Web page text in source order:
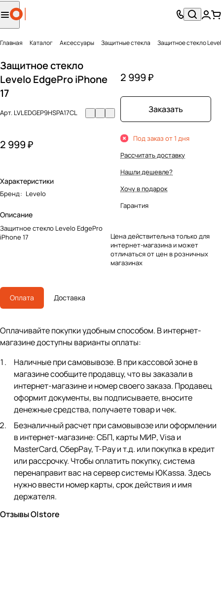
Главная Каталог Аксесcуары Защитные стекла Защитное стекло
Защитное стекло
Levelo EdgePro iPhone
17
Арт. LVLEDGEP9HSPA17CL
2 999 ₽
Характеристики
Бренд: Levelo
Описание
Защитное стекло Levelo EdgePro
iPhone 17
2 999 ₽
Заказать
Под заказ от 1 дня
Рассчитать доставку
Нашли дешевле?
Хочу в подарок
Гарантия
Цена действительна только для
интернет-магазина и может
отличаться от цен в розничных
магазинах
Оплата Доставка
Оплачивайте покупки удобным способом. В интернет-
магазине доступны варианты оплаты:
Наличные при самовывозе. В при кассовой зоне в
магазине сообщите продавцу, что вы заказали в
интернет-магазине и номер своего заказа. Продавец
оформит документы, вы подписываете, вносите
денежные средства, получаете товар и чек.
Безналичный расчет при самовывозе или оформлении
в интернет-магазине: СБП, карты МИР, Visa и
MasterCard, СберPay, Т-Pay и т.д. или покупка в кредит
или рассрочку. Чтобы оплатить покупку, система
перенаправит вас на сервер системы ЮKassa. Здесь
нужно ввести номер карты, срок действия и имя
держателя.
Отзывы O|store